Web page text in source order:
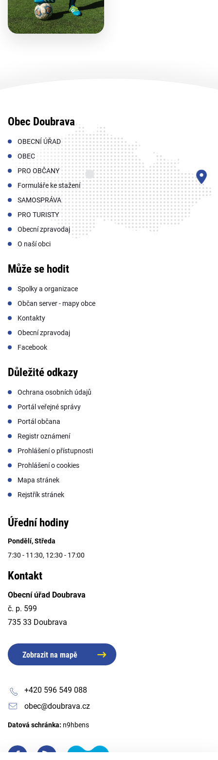
Obec Doubrava
OBECNÍ ÚŘAD
OBEC
PRO OBČANY
Formuláře ke stažení
SAMOSPRÁVA
PRO TURISTY
Obecní zpravodaj
O naší obci
Může se hodit
Spolky a organizace
Občan server - mapy obce
Kontakty
Obecní zpravodaj
Facebook
Důležité odkazy
Ochrana osobních údajů
Portál veřejné správy
Portál občana
Registr oznámení
Prohlášení o přístupnosti
Prohlášení o cookies
Mapa stránek
Rejstřík stránek
Úřední hodiny
Pondělí, Středa
7:30 - 11:30, 12:30 - 17:00
Kontakt
Obecní úřad Doubrava
č. p. 599
735 33 Doubrava
Zobrazit na mapě
+420 596 549 088
obec@doubrava.cz
Datová schránka: n9hbens